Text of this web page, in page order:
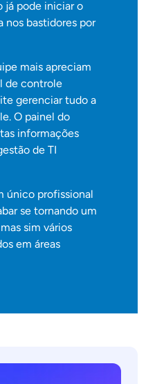
já pode iniciar o
nos bastidores por
mais apreciam
de controle
gerenciar tudo a
O painel do
informações
de TI
único profissional
se tornando um
sim vários
em áreas